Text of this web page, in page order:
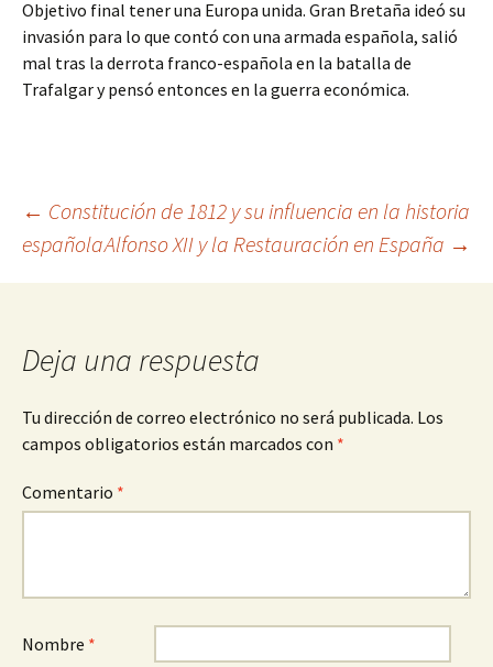
Objetivo final tener una Europa unida. Gran Bretaña ideó su
invasión para lo que contó con una armada española, salió
mal tras la derrota franco-española en la batalla de
Trafalgar y pensó entonces en la guerra económica.
Navegación
de
entradas
← Constitución de 1812 y su influencia en la historia
españolaAlfonso XII y la Restauración en España →
Deja una respuesta
Tu dirección de correo electrónico no será publicada. Los
campos obligatorios están marcados con *
Comentario *
Nombre *